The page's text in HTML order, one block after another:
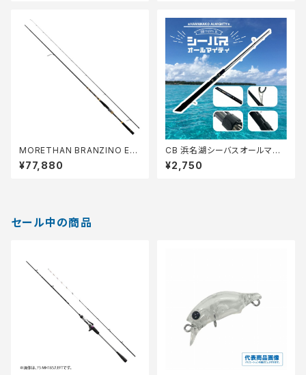
MORETHAN BRANZINO EX
AGS 93L/M S
¥77,880
CB 浜名湖シーバスオールマイ
ティ 86【Tオリ】
¥2,750
セール中の商品